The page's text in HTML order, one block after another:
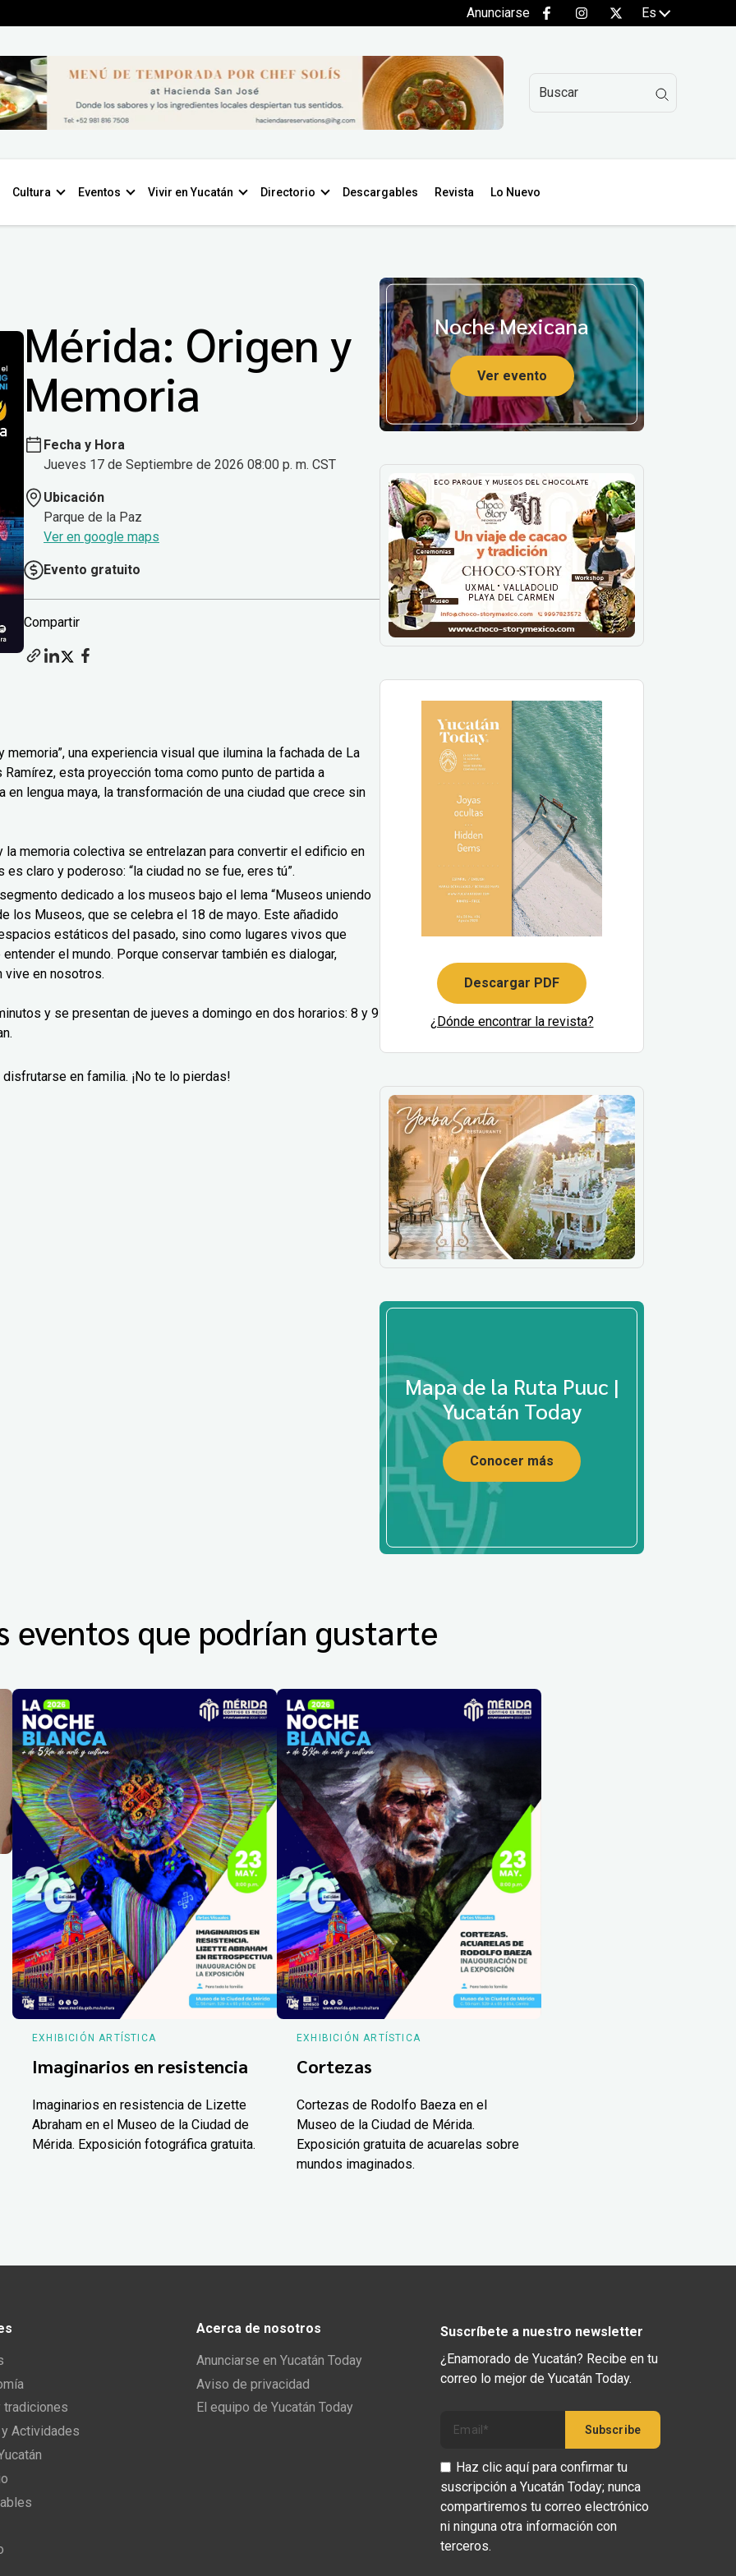
Anunciarse Es
Cultura Eventos Vivir en Yucatán Directorio Descargables Revista Lo Nuevo
Mérida: Origen y
Memoria
Fecha y Hora
Jueves 17 de Septiembre de 2026 08:00 p. m. CST
Ubicación
Parque de la Paz
Ver en google maps
Evento gratuito
Compartir
una experiencia visual que ilumina la fachada de La
esta proyección toma como punto de partida a
lengua maya, la transformación de una ciudad que crece sin
memoria colectiva se entrelazan para convertir el edificio en
claro y poderoso: “la ciudad no se fue, eres tú”.
dedicado a los museos bajo el lema “Museos uniendo
los Museos, que se celebra el 18 de mayo. Este añadido
estáticos del pasado, sino como lugares vivos que
el mundo. Porque conservar también es dialogar,
vive en nosotros.
y se presentan de jueves a domingo en dos horarios: 8 y 9
en familia. ¡No te lo pierdas!
Noche Mexicana
Ver evento
Descargar PDF
¿Dónde encontrar la revista?
Mapa de la Ruta Puuc |
Yucatán Today
Conocer más
eventos que podrían gustarte
EXHIBICIÓN ARTÍSTICA
Imaginarios en resistencia
Imaginarios en resistencia de Lizette
Abraham en el Museo de la Ciudad de
Mérida. Exposición fotográfica gratuita.
EXHIBICIÓN ARTÍSTICA
Cortezas
Cortezas de Rodolfo Baeza en el
Museo de la Ciudad de Mérida.
Exposición gratuita de acuarelas sobre
mundos imaginados.
tradiciones
Actividades
Acerca de nosotros
Anunciarse en Yucatán Today
Aviso de privacidad
El equipo de Yucatán Today
Suscríbete a nuestro newsletter
¿Enamorado de Yucatán? Recibe en tu
correo lo mejor de Yucatán Today.
Haz clic aquí para confirmar tu
suscripción a Yucatán Today; nunca
compartiremos tu correo electrónico
ni ninguna otra información con
terceros.